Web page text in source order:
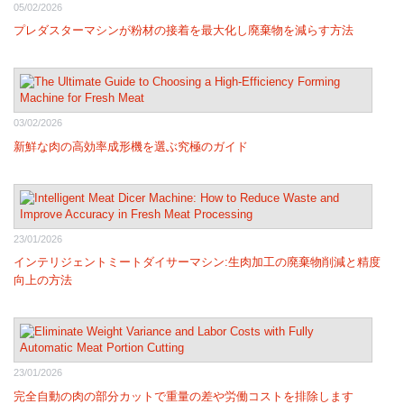
05/02/2026
プレダスターマシンが粉材の接着を最大化し廃棄物を減らす方法
03/02/2026
新鮮な肉の高効率成形機を選ぶ究極のガイド
23/01/2026
インテリジェントミートダイサーマシン:生肉加工の廃棄物削減と精度
向上の方法
23/01/2026
完全自動の肉の部分カットで重量の差や労働コストを排除します